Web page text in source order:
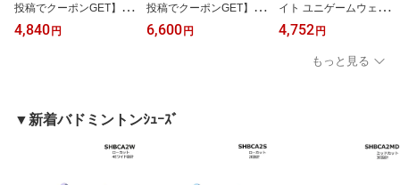
投稿でクーポンGET】 2
026年発売 ヨネックス
ユニハーフパンツ 152
バドミントンゲームパン
ツ ゲームウエア ユニフ
ォーム 2026SS【送料無
4,840円
投稿でクーポンGET】 2
026年発売 ヨネックス
ユニゲームシャツ 107
ツ ゲームウエア ユニフ
ォーム 2026SS【送料無
6,600円
イト ユニゲームウェア T-
6513U 日本バドミント
ン協会公認ウェア 男女
兼用（1商品のみネコポ
ス発送可能）ゲームシャ
4,752円
もっと見る
▼新着バドミントンｼｭｰｽﾞ